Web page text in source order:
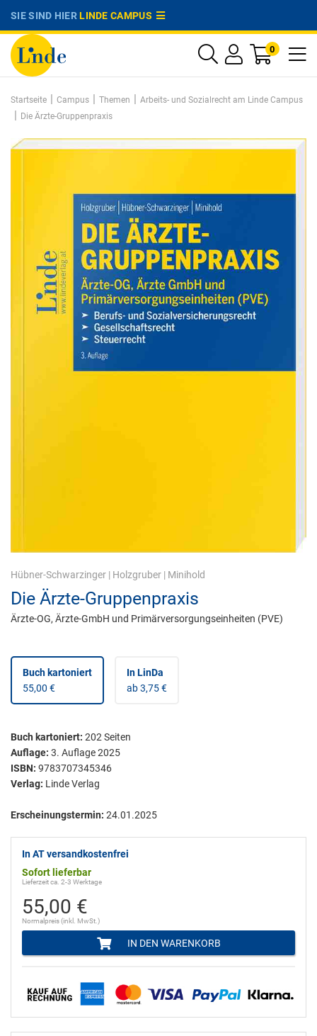
SIE SIND HIERLINDE CAMPUS
0
Startseite | Campus | Themen | Arbeits- und Sozialrecht am Linde Campus
| Die Ärzte-Gruppenpraxis
Hübner-Schwarzinger | Holzgruber | Minihold
Die Ärzte-Gruppenpraxis
Ärzte-OG, Ärzte-GmbH und Primärversorgungseinheiten (PVE)
Buch kartoniert
55,00 €
In LinDa
ab 3,75 €
Buch kartoniert: 202 Seiten
Auflage: 3. Auflage 2025
ISBN: 9783707345346
Verlag: Linde Verlag
Erscheinungstermin: 24.01.2025
In AT versandkostenfrei
Sofort lieferbar
Lieferzeit ca. 2-3 Werktage
55,00 €
Normalpreis (inkl. MwSt.)
IN DEN WARENKORB